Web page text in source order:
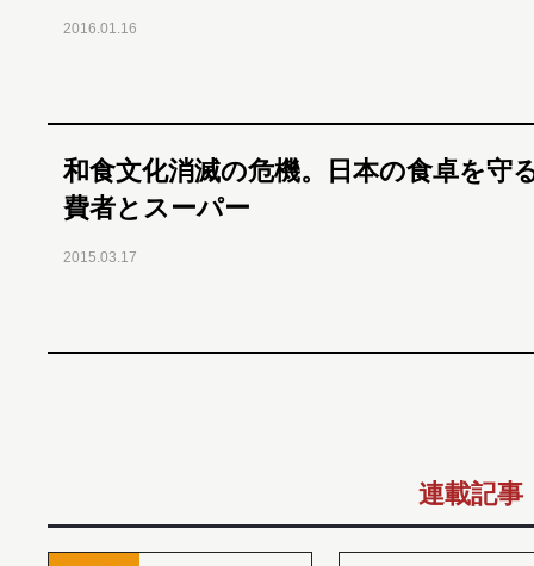
2016.01.16
和食文化消滅の危機。日本の食卓を守
費者とスーパー
2015.03.17
連載記事